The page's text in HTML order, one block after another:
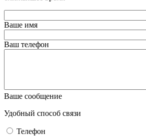
Ваше имя
Ваш телефон
Ваше сообщение
Удобный способ связи
Телефон